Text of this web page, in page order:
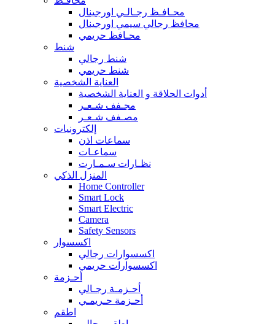
محـافـظ رجـالـي اورجينال
محافظ رجالي سيمي اورجينال
محـافظ حريمي
شنط
شنط رجالي
شنط حريمي
العناية الشخصية
أدوات الحلاقة و العناية الشخصية
مجـفف شـعـر
مصـفف شـعـر
إلكترونيات
سماعات اذن
سماعـات
نظـارات سـمـارت
المنزل الذكي
Home Controller
Smart Lock
Smart Electric
Camera
Safety Sensors
اكسسوار
اكسسوارات رجالي
اكسسوارات حريمي
أحـزمة
أحـزمـة رجـالي
أحـزمة حـريمـي
اطقم